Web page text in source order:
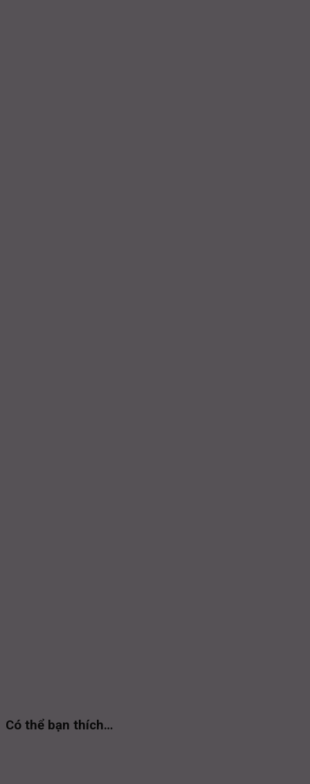
Có thể bạn thích…